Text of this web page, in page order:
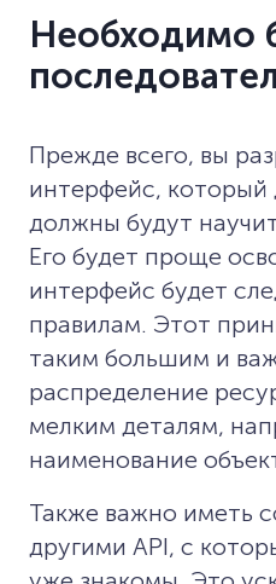
Необходимо
Прежде всего, вы
интерфейс, который
должны будут
Его будет проще
интерфейс будет
правилам. Этот
таким большим и
распределение
мелким деталям,
наименование
Также важно иметь
другими API, с